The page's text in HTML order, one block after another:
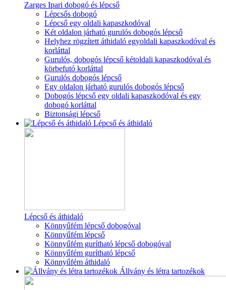
Zarges Ipari dobogó és lépcső
Lépcsős dobogó
Lépcső egy oldali kapaszkodóval
Két oldalon járható gurulós dobogós lépcső
Helyhez rögzített áthidaló egyoldali kapaszkodóval és
korláttal
Gurulós, dobogós lépcső kétoldali kapaszkodóval és
körbefutó korláttal
Gurulós dobogós lépcső
Egy oldalon járható gurulós dobogós lépcső
Dobogós lépcső egy oldali kapaszkodóval és egy
dobogó korláttal
Biztonsági lépcső
Lépcső és áthidaló
Lépcső és áthidaló
Könnyűfém lépcső dobogóval
Könnyűfém lépcső
Könnyűfém gurítható lépcső dobogóval
Könnyűfém gurítható lépcső
Könnyűfém áthidaló
Állvány és létra tartozékok